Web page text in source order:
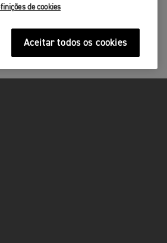
de cookies
Aceitar todos os cookies